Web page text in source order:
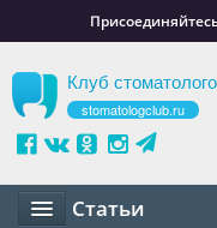
Клуб
stomatologclub.ru
Статьи